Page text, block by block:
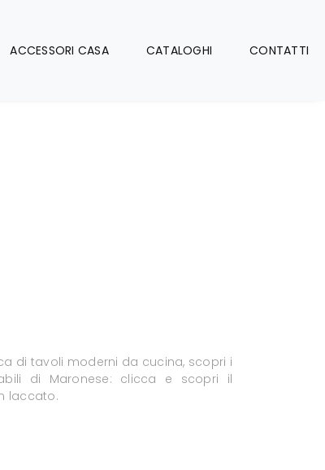
ACCESSORI CASA CATALOGHI CONTATTI
di tavoli moderni da cucina, scopri i
di Maronese: clicca e scopri il
laccato.